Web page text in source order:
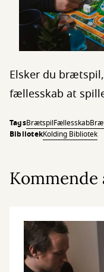
Elsker du
fællesskab at
TagsBrætspilFællesskab
BibliotekKolding Bibliotek